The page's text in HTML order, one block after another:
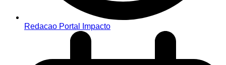
Redacao Portal Impacto